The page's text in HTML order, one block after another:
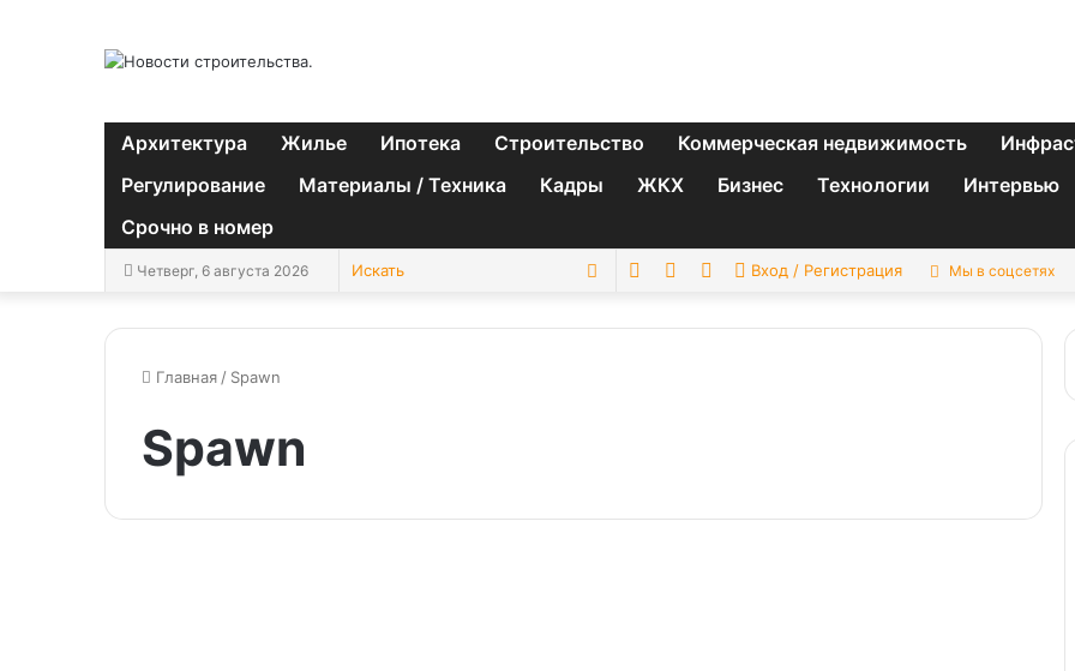
Архитектура Жилье Ипотека Строительство Коммерческая недвижимость
Регулирование
Материалы / Техника Кадры ЖКХ Бизнес Технологии Интервью
Срочно в номер
Четверг, 6 августа 2026 Искать SwitchSidebarСлучайная
Вход / Регистрация Мы в соцсетях
Главная / Spawn
Spawn